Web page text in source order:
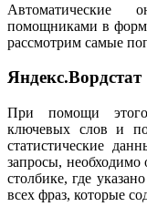
Автоматические
помощниками в
рассмотрим самые
Яндекс.Вордстат
При помощи
ключевых слов и
статистические
запросы, необходимо
столбике, где
всех фраз, которые